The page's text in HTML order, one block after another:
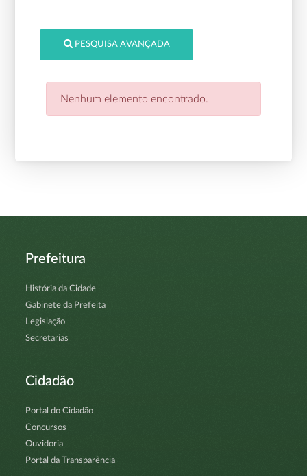
PESQUISA AVANÇADA
Nenhum elemento encontrado.
Prefeitura
História da Cidade
Gabinete da Prefeita
Legislação
Secretarias
Cidadão
Portal do Cidadão
Concursos
Ouvidoria
Portal da Transparência